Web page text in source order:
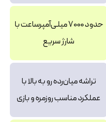
حدود 7000 میلی‌آمپرساعت با
شارژ سریع‌
تراشه میان‌رده رو به بالا با
عملکرد مناسب روزمره و بازی